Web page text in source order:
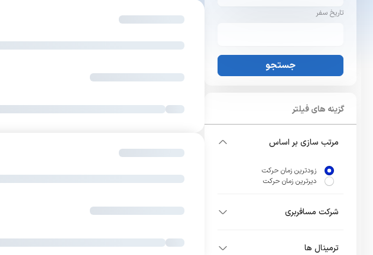
تاریخ سفر
جستجو
گزینه های فیلتر
مرتب سازی بر اساس
زودترین زمان حرکت
دیرترین زمان حرکت
شرکت مسافربری
ترمینال ها